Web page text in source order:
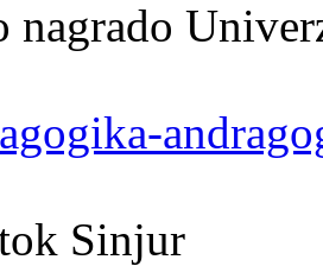
nagrado
Sinjur